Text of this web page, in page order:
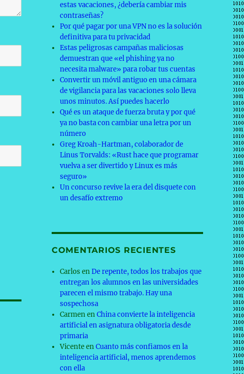
estas vacaciones, ¿debería cambiar mis
contraseñas?
Por qué pagar por una VPN no es la solución
definitiva para tu privacidad
Estas peligrosas campañas maliciosas
demuestran que «el phishing ya no
necesita malware» para robar tus cuentas
Convertir un móvil antiguo en una cámara
de vigilancia para las vacaciones solo lleva
unos minutos. Así puedes hacerlo
Qué es un ataque de fuerza bruta y por qué
ya no basta con cambiar una letra por un
número
Greg Kroah-Hartman, colaborador de
Linus Torvalds: «Rust hace que programar
vuelva a ser divertido y Linux es más
seguro»
Un concurso revive la era del disquete con
un desafío extremo
COMENTARIOS RECIENTES
Carlos enDe repente, todos los trabajos que
entregan los alumnos en las universidades
parecen el mismo trabajo. Hay una
sospechosa
CarmenenChina convierte la inteligencia
artificial en asignatura obligatoria desde
primaria
VicenteenCuanto más confiamos en la
inteligencia artificial, menos aprendemos
con ella